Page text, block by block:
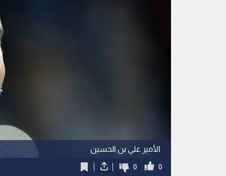
الأمير علي بن الحسين
0
0